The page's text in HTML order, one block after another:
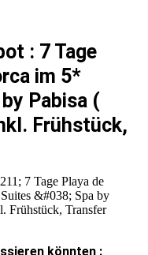
: 7 Tage
im 5*
Pabisa (
Frühstück,
könnten :